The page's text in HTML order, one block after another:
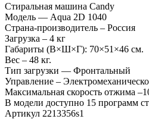
Стиральная машина Candy
Модель — Aqua 2D 1040
Страна-производитель – Россия
Загрузка – 4 кг
Габариты (В×Ш×Г): 70×51×46 см.
Вес – 48 кг.
Тип загрузки — Фронтальный
Управление –
Максимальная скорость отжима
В модели доступно 15 программ
Артикул 2213356s1